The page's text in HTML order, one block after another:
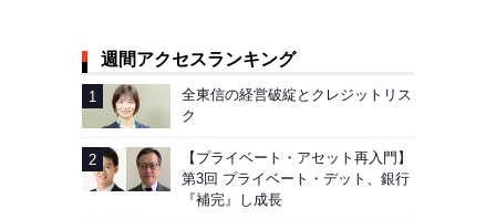
週間アクセスランキング
全東信の経営破綻とクレジットリス
ク
【プライベート・アセット再入門】
第3回 プライベート・デット、銀行
『補完』し成長